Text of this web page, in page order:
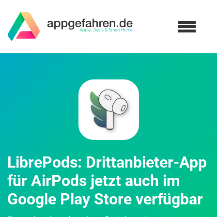
LibrePods: Drittanbieter-App
für AirPods jetzt auch im
Google Play Store verfügbar